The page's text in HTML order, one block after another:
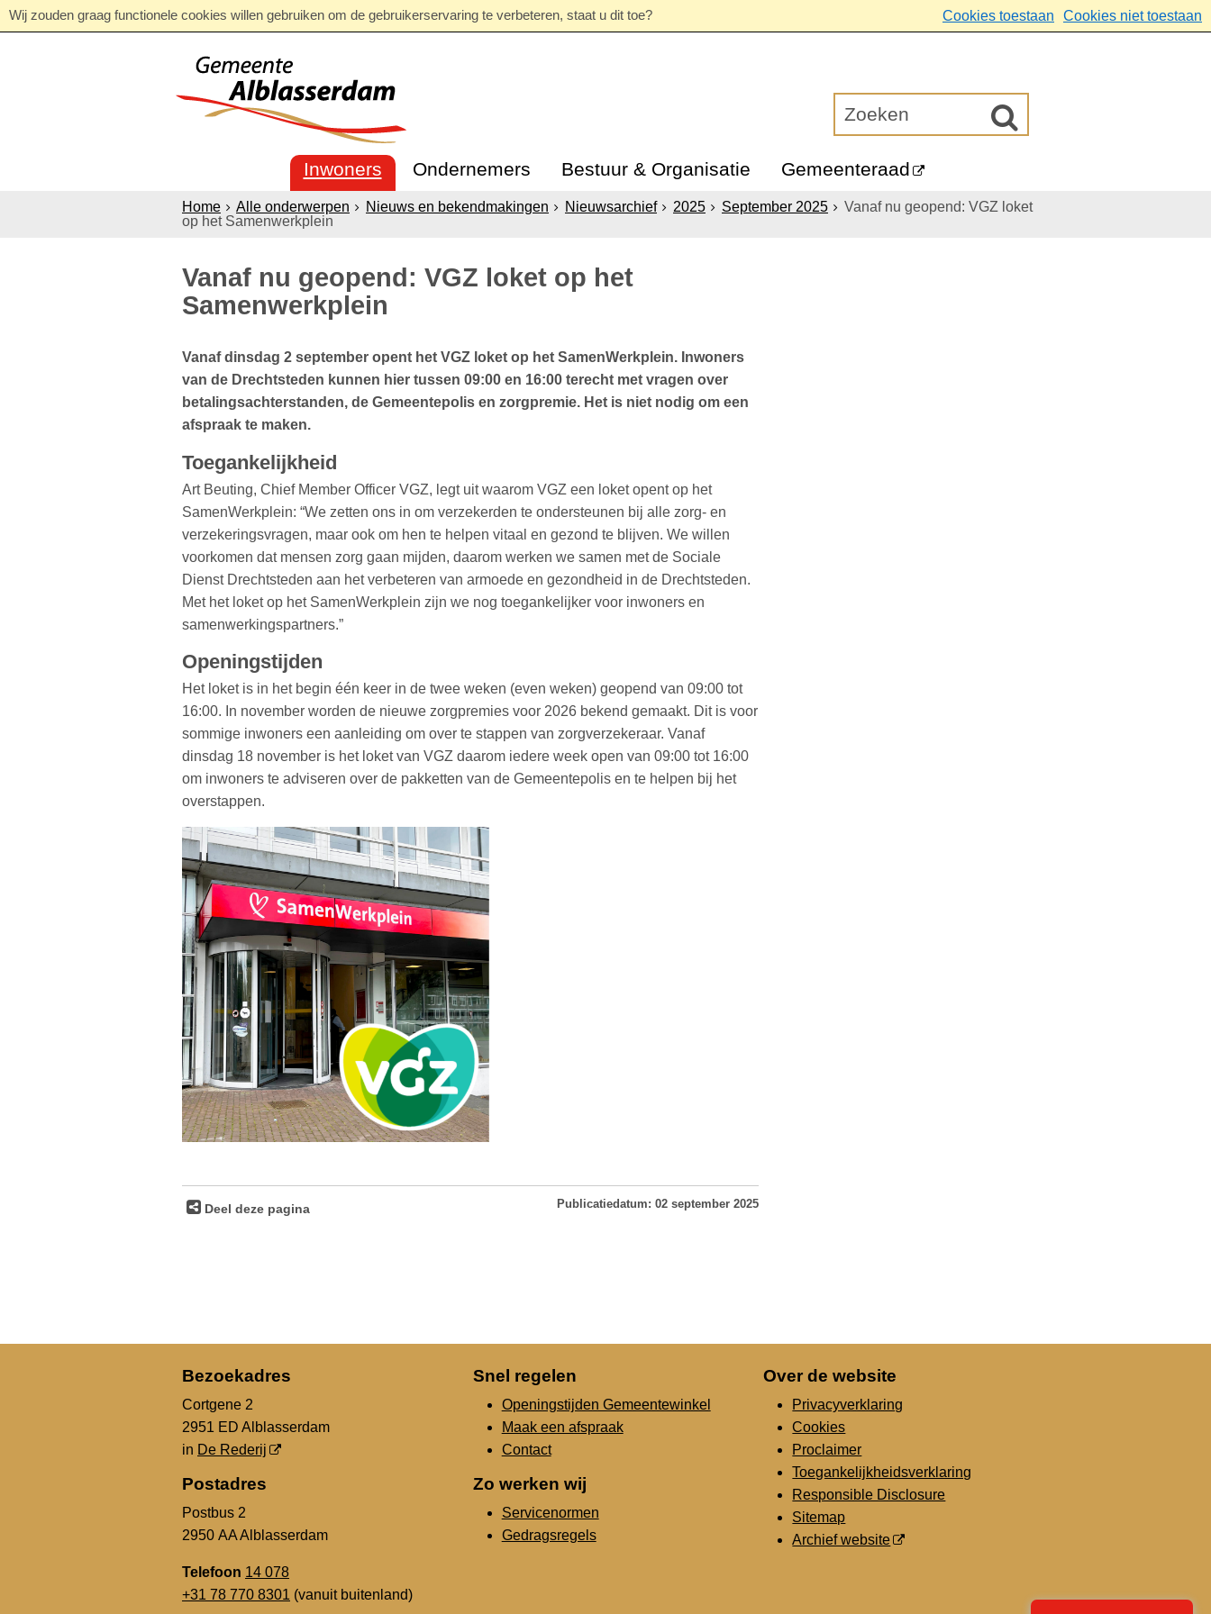
Wij zouden graag functionele cookies willen gebruiken om de gebruikerservaring te verbeteren, staat u dit toe? Cookies toestaan Cookies niet toestaan
Inwoners Ondernemers Bestuur & Organisatie Gemeenteraad
Home Alle onderwerpen Nieuws en bekendmakingen Nieuwsarchief 2025 September 2025
Vanaf nu geopend: VGZ loket
op het Samenwerkplein
Vanaf nu geopend: VGZ loket op het
Samenwerkplein
Vanaf dinsdag 2 september opent het VGZ loket op het SamenWerkplein. Inwoners
van de Drechtsteden kunnen hier tussen 09:00 en 16:00 terecht met vragen over
betalingsachterstanden, de Gemeentepolis en zorgpremie. Het is niet nodig om een
afspraak te maken.
Toegankelijkheid
Art Beuting, Chief Member Officer VGZ, legt uit waarom VGZ een loket opent op het
SamenWerkplein: “We zetten ons in om verzekerden te ondersteunen bij alle zorg- en
verzekeringsvragen, maar ook om hen te helpen vitaal en gezond te blijven. We willen
voorkomen dat mensen zorg gaan mijden, daarom werken we samen met de Sociale
Dienst Drechtsteden aan het verbeteren van armoede en gezondheid in de Drechtsteden.
Met het loket op het SamenWerkplein zijn we nog toegankelijker voor inwoners en
samenwerkingspartners.”
Openingstijden
Het loket is in het begin één keer in de twee weken (even weken) geopend van 09:00 tot
16:00. In november worden de nieuwe zorgpremies voor 2026 bekend gemaakt. Dit is voor
sommige inwoners een aanleiding om over te stappen van zorgverzekeraar. Vanaf
dinsdag 18 november is het loket van VGZ daarom iedere week open van 09:00 tot 16:00
om inwoners te adviseren over de pakketten van de Gemeentepolis en te helpen bij het
overstappen.
Deel deze pagina Publicatiedatum: 02 september 2025
Bezoekadres
Cortgene 2
2951 ED Alblasserdam
in De Rederij
Postadres
Postbus 2
2950 AA Alblasserdam
Telefoon 14 078
+31 78 770 8301 (vanuit buitenland)
Snel regelen
Openingstijden Gemeentewinkel
Maak een afspraak
Contact
Zo werken wij
Servicenormen
Gedragsregels
Over de website
Privacyverklaring
Cookies
Proclaimer
Toegankelijkheidsverklaring
Responsible Disclosure
Sitemap
Archief website